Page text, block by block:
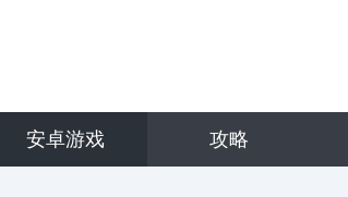
安卓游戏 攻略